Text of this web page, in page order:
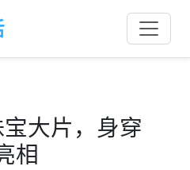
大片，身穿
相